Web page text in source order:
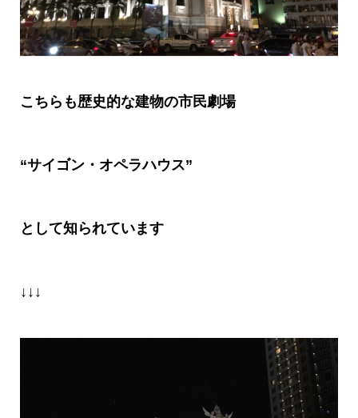
こちらも歴史的な建物の市民劇場
“サイゴン・オペラハウス”
として知られています
↓↓↓